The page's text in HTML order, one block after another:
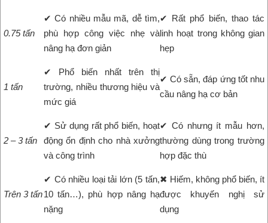
0.75 tấn
✔ Có nhiều mẫu mã, dễ tìm,
phù hợp công việc nhẹ và
nâng hạ đơn giản
✔ Rất phổ biến, thao tác
linh hoạt trong không gian
hẹp
1 tấn
✔ Phổ biến nhất trên thị
trường, nhiều thương hiệu và
mức giá
✔ Có sẵn, đáp ứng tốt nhu
cầu nâng hạ cơ bản
2 – 3 tấn
✔ Sử dụng rất phổ biến, hoạt
động ổn định cho nhà xưởng
và công trình
✔ Có nhưng ít mẫu hơn,
thường dùng trong trường
hợp đặc thù
Trên 3 tấn
✔ Có nhiều loại tải lớn (5 tấn,
10 tấn…), phù hợp nâng hạ
nặng
✖ Hiếm, không phổ biến, ít
được khuyến nghị sử
dụng